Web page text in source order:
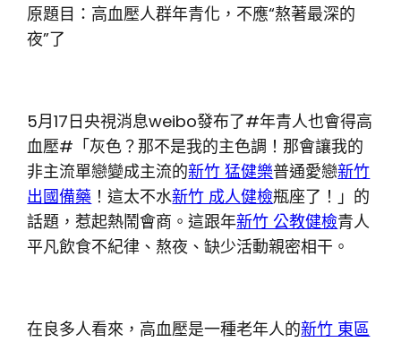
原題目：高血壓人群年青化，不應“熬著最深的
夜”了
5月17日央視消息weibo發布了#年青人也會得高
血壓#「灰色？那不是我的主色調！那會讓我的
非主流單戀變成主流的新竹 猛健樂普通愛戀新竹
出國備藥 ！這太不水新竹 成人健檢瓶座了！」的
話題，惹起熱鬧會商。這跟年新竹 公教健檢青人
平凡飲食不紀律、熬夜、缺少活動親密相干。
在良多人看來，高血壓是一種老年人的新竹 東區